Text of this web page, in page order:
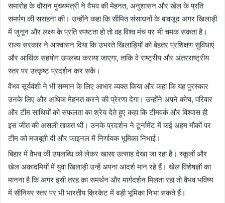
समारोह के दौरान मुख्यमंत्री ने वैभव की मेहनत, अनुशासन और खेल के प्रति
समर्पण की सराहना की। उन्होंने कहा कि सीमित संसाधनों के बावजूद अगर खिलाड़ी
में जुनून और लक्ष्य के प्रति स्पष्टता हो तो वह विश्व मंच पर भी चमक सकता है।
राज्य सरकार ने आश्वासन दिया कि उभरते खिलाड़ियों को बेहतर प्रशिक्षण सुविधाएं
और आर्थिक सहयोग उपलब्ध कराया जाएगा, ताकि वे राष्ट्रीय और अंतरराष्ट्रीय
स्तर पर उत्कृष्ट प्रदर्शन कर सकें।
वैभव सूर्यवंशी ने भी सम्मान के लिए आभार व्यक्त किया और कहा कि यह पुरस्कार
उनके लिए और अधिक मेहनत करने की प्रेरणा देगा। उन्होंने अपने कोच, परिवार
और टीम साथियों को सफलता का श्रेय देते हुए कहा कि टीमवर्क और विश्वास ही
इस जीत की असली ताकत थी। उनके प्रदर्शन ने टूर्नामेंट में कई अहम मौकों पर
टीम को मजबूती दी और फाइनल में निर्णायक भूमिका निभाई।
बिहार में वैभव की उपलब्धि को लेकर खासा उत्साह देखा जा रहा है। स्कूलों और
खेल अकादमियों में युवा खिलाड़ी उन्हें अपना आदर्श मान रहे हैं। खेल विशेषज्ञों का
मानना है कि अगर इसी तरह का समर्थन और मार्गदर्शन मिलता रहा तो वैभव भविष्य
में सीनियर स्तर पर भी भारतीय क्रिकेट में बड़ी भूमिका निभा सकते हैं।